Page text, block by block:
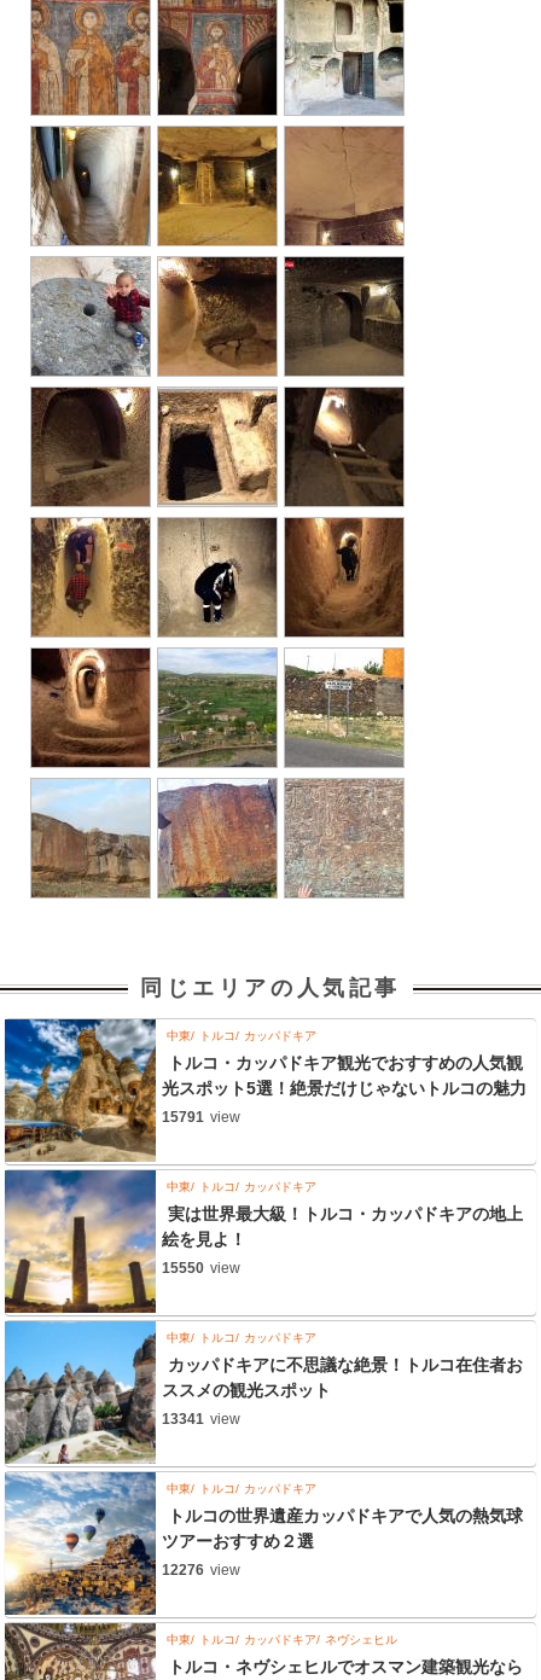
同じエリアの人気記事
中東 トルコ カッパドキア
トルコ・カッパドキア観光でおすすめの人気観
光スポット5選！絶景だけじゃないトルコの魅力
15791 view
中東 トルコ カッパドキア
実は世界最大級！トルコ・カッパドキアの地上
絵を見よ！
15550 view
中東 トルコ カッパドキア
カッパドキアに不思議な絶景！トルコ在住者お
ススメの観光スポット
13341 view
中東 トルコ カッパドキア
トルコの世界遺産カッパドキアで人気の熱気球
ツアーおすすめ２選
12276 view
中東 トルコ カッパドキア ネヴシェヒル
トルコ・ネヴシェヒルでオスマン建築観光なら